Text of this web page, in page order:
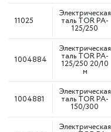
11025
Электрическая
таль TOR PA-
125/250
1004884
Электрическая
таль TOR PA-
125/250 20/10
м
1004881
Электрическая
таль TOR PA-
150/300
Электрическая